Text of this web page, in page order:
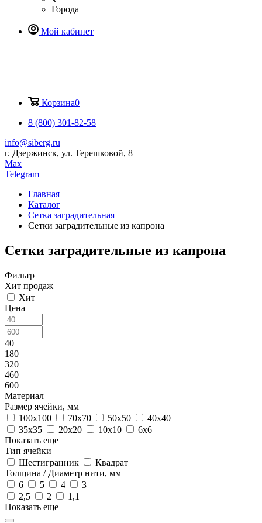
Города
Мой кабинет
Корзина0
8 (800) 301-82-58
info@siberg.ru
г. Дзержинск, ул. Терешковой, 8
Max
Telegram
Главная
Каталог
Сетка заградительная
Сетки заградительные из капрона
Сетки заградительные из капрона
Фильтр
Хит продаж
Хит
Цена
40
180
320
460
600
Материал
Размер ячейки, мм
100х100
70х70 50х50
40х40
35х35
20х20 10х10
6х6
Показать еще
Тип ячейки
Шестигранник
Квадрат
Толщина / Диаметр нити, мм
6
5 4
3
2,5
2
1,1
Показать еще